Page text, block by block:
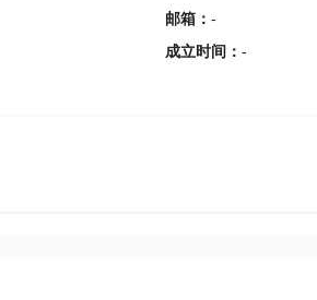
邮箱 ： -
成立时间 ： -